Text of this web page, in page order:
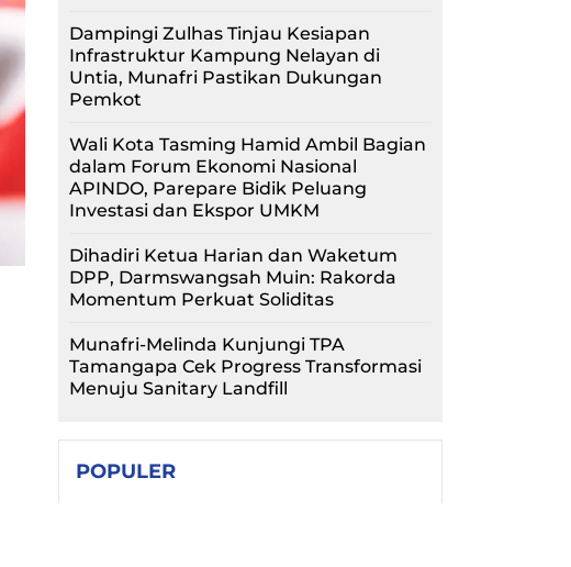
Dampingi Zulhas Tinjau Kesiapan
Infrastruktur Kampung Nelayan di
Untia, Munafri Pastikan Dukungan
Pemkot
Wali Kota Tasming Hamid Ambil Bagian
dalam Forum Ekonomi Nasional
APINDO, Parepare Bidik Peluang
Investasi dan Ekspor UMKM
Dihadiri Ketua Harian dan Waketum
DPP, Darmswangsah Muin: Rakorda
Momentum Perkuat Soliditas
Munafri-Melinda Kunjungi TPA
Tamangapa Cek Progress Transformasi
Menuju Sanitary Landfill
POPULER